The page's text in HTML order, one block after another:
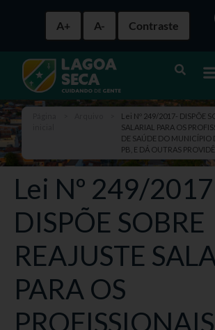
A+ A- Contraste
Lei Nº 249/2017- DISPÕE
SALARIAL PARA OS
DE SAÚDE DO MUNICÍPIO
PB, E DÁ OUTRAS
Lei Nº 249/
DISPÕE SOBRE
REAJUSTE
PARA OS